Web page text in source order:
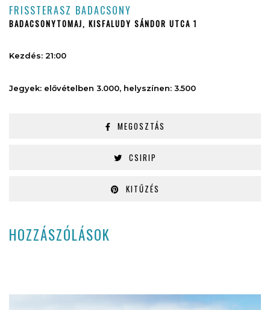
FRISSTERASZ BADACSONY
BADACSONYTOMAJ, KISFALUDY SÁNDOR UTCA 1
Kezdés: 21:00
Jegyek: elővételben 3.000, helyszínen: 3.500
MEGOSZTÁS
CSIRIP
KITŰZÉS
HOZZÁSZÓLÁSOK